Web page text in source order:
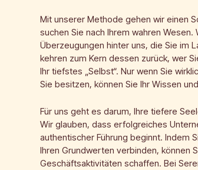
Mit unserer Methode gehen wir einen
suchen Sie nach Ihrem wahren
Überzeugungen hinter uns, die Sie im
kehren zum Kern dessen zurück, wer
Ihr tiefstes „Selbst“. Nur wenn Sie
Sie besitzen, können Sie Ihr Wissen
Für uns geht es darum, Ihre tiefere
Wir glauben, dass erfolgreiches
authentischer Führung beginnt. Indem
Ihren Grundwerten verbinden, können
Geschäftsaktivitäten schaffen. Bei